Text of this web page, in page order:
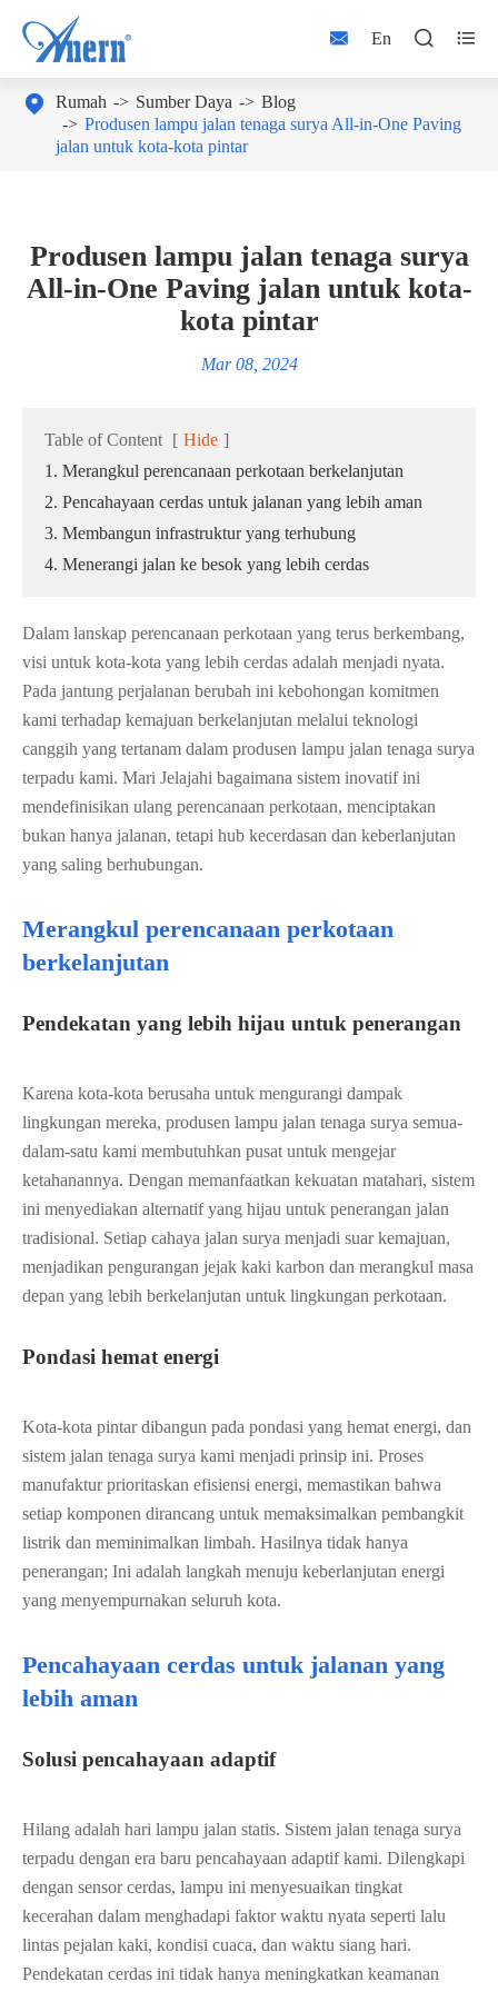
 En  
 Rumah Sumber Daya
Blog
Produsen lampu jalan tenaga surya All-in-One Paving
jalan untuk kota-kota pintar
Produsen lampu jalan tenaga surya
All-in-One Paving jalan untuk kota-
kota pintar
Mar 08, 2024
Table of Content [ Hide ]
1. Merangkul perencanaan perkotaan berkelanjutan
2. Pencahayaan cerdas untuk jalanan yang lebih aman
3. Membangun infrastruktur yang terhubung
4. Menerangi jalan ke besok yang lebih cerdas
Dalam lanskap perencanaan perkotaan yang terus berkembang,
visi untuk kota-kota yang lebih cerdas adalah menjadi nyata.
Pada jantung perjalanan berubah ini kebohongan komitmen
kami terhadap kemajuan berkelanjutan melalui teknologi
canggih yang tertanam dalam produsen lampu jalan tenaga surya
terpadu kami. Mari Jelajahi bagaimana sistem inovatif ini
mendefinisikan ulang perencanaan perkotaan, menciptakan
bukan hanya jalanan, tetapi hub kecerdasan dan keberlanjutan
yang saling berhubungan.
Merangkul perencanaan perkotaan
berkelanjutan
Pendekatan yang lebih hijau untuk penerangan
Karena kota-kota berusaha untuk mengurangi dampak
lingkungan mereka, produsen lampu jalan tenaga surya semua-
dalam-satu kami membutuhkan pusat untuk mengejar
ketahanannya. Dengan memanfaatkan kekuatan matahari, sistem
ini menyediakan alternatif yang hijau untuk penerangan jalan
tradisional. Setiap cahaya jalan surya menjadi suar kemajuan,
menjadikan pengurangan jejak kaki karbon dan merangkul masa
depan yang lebih berkelanjutan untuk lingkungan perkotaan.
Pondasi hemat energi
Kota-kota pintar dibangun pada pondasi yang hemat energi, dan
sistem jalan tenaga surya kami menjadi prinsip ini. Proses
manufaktur prioritaskan efisiensi energi, memastikan bahwa
setiap komponen dirancang untuk memaksimalkan pembangkit
listrik dan meminimalkan limbah. Hasilnya tidak hanya
penerangan; Ini adalah langkah menuju keberlanjutan energi
yang menyempurnakan seluruh kota.
Pencahayaan cerdas untuk jalanan yang
lebih aman
Solusi pencahayaan adaptif
Hilang adalah hari lampu jalan statis. Sistem jalan tenaga surya
terpadu dengan era baru pencahayaan adaptif kami. Dilengkapi
dengan sensor cerdas, lampu ini menyesuaikan tingkat
kecerahan dalam menghadapi faktor waktu nyata seperti lalu
lintas pejalan kaki, kondisi cuaca, dan waktu siang hari.
Pendekatan cerdas ini tidak hanya meningkatkan keamanan